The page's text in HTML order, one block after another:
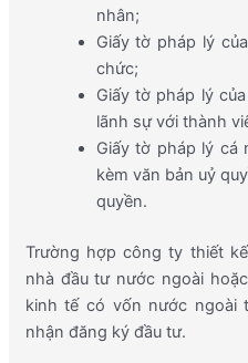
nhân;
Giấy tờ pháp lý
chức;
Giấy tờ pháp lý
lãnh sự với thành
Giấy tờ pháp lý cá
kèm văn bản uỷ
quyền.
Trường hợp công ty thiết
nhà đầu tư nước ngoài
kinh tế có vốn nước ngoài
nhận đăng ký đầu tư.